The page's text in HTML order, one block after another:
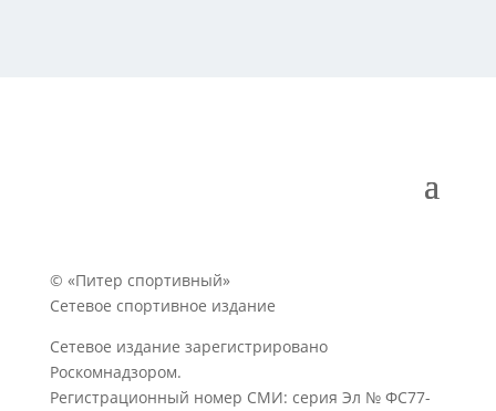
© «Питер спортивный»
Сетевое спортивное издание
Сетевое издание зарегистрировано
Роскомнадзором.
Регистрационный номер СМИ: серия Эл № ФС77-